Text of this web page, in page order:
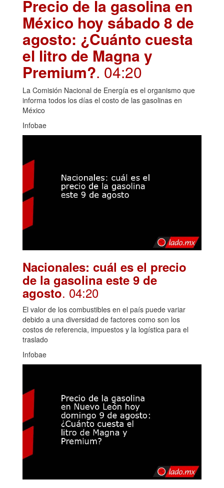
Precio de la gasolina en
México hoy sábado 8 de
agosto: ¿Cuánto cuesta
el litro de Magna y
Premium?. 04:20
La Comisión Nacional de Energía es el organismo que
informa todos los días el costo de las gasolinas en
México
Infobae
Nacionales: cuál es el precio
de la gasolina este 9 de
agosto. 04:20
El valor de los combustibles en el país puede variar
debido a una diversidad de factores como son los
costos de referencia, impuestos y la logística para el
traslado
Infobae